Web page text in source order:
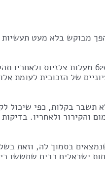
מבוקש בלא מעט
הינה זכוכית שעברה תהליך של חימום מדורג המגיע
של הזכוכית לעומת
תשבר בקלות, כפי שיכול
והקירור ולאחריו.
בסמוך לה, וזאת
ישראלים רבים שחששו